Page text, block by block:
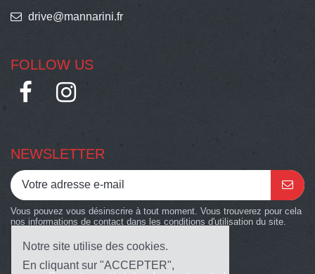
drive@mannarini.fr
FOLLOW US
NEWSLETTER
Vous pouvez vous désinscrire à tout moment. Vous trouverez pour cela
nos informations de contact dans les conditions d'utilisation du site.
Notre site utilise des cookies.
En cliquant sur "ACCEPTER",